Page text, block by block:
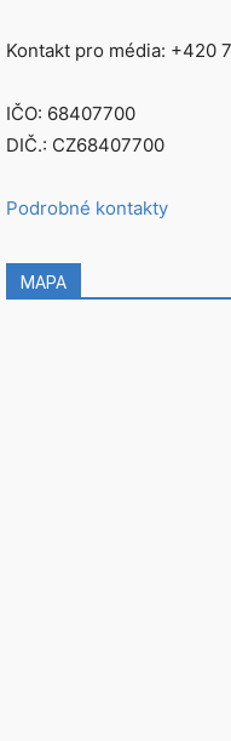
Kontakt pro média: +420
IČO: 68407700
DIČ.: CZ68407700
Podrobné kontakty
MAPA